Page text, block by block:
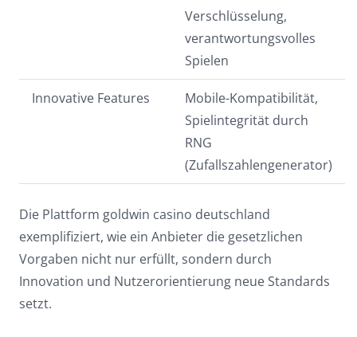
Verschlüsselung,
verantwortungsvolles
Spielen
Innovative Features
Mobile-Kompatibilität,
Spielintegrität durch
RNG
(Zufallszahlengenerator)
Die Plattform goldwin casino deutschland
exemplifiziert, wie ein Anbieter die gesetzlichen
Vorgaben nicht nur erfüllt, sondern durch
Innovation und Nutzerorientierung neue Standards
setzt.